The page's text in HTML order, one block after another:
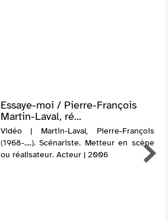
Essaye-moi / Pierre-François
Martin-Laval, ré...
Vidéo | Martin-Laval, Pierre-François
(1968-....). Scénariste. Metteur en scène
ou réalisateur. Acteur | 2006